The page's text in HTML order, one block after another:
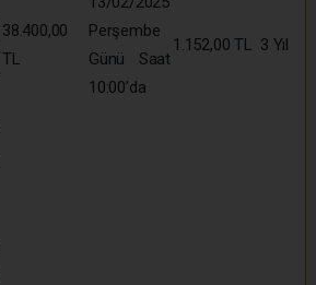
38.400,00
TL
Perşembe
Günü Saat
10:00’da
1.152,00 TL 3 Yıl